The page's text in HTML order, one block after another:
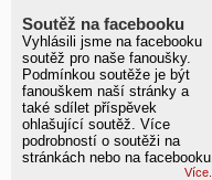
Soutěž na facebooku
Vyhlásili jsme na facebooku
soutěž pro naše fanoušky.
Podmínkou soutěže je být
fanouškem naší stránky a
také sdílet příspěvek
ohlašující soutěž. Více
podrobností o soutěži na
stránkách nebo na facebooku.
Více..